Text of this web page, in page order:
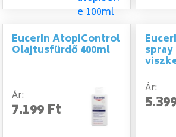
Eucerin AtopiControl
Olajtusfürdő 400ml
Ár:
7.199 Ft
Ár: